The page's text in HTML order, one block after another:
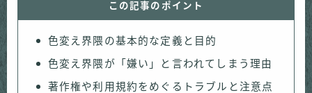
この記事のポイント
色変え界隈の基本的な定義と目的
色変え界隈が「嫌い」と言われてしまう理由
著作権や利用規約をめぐるトラブルと注意点